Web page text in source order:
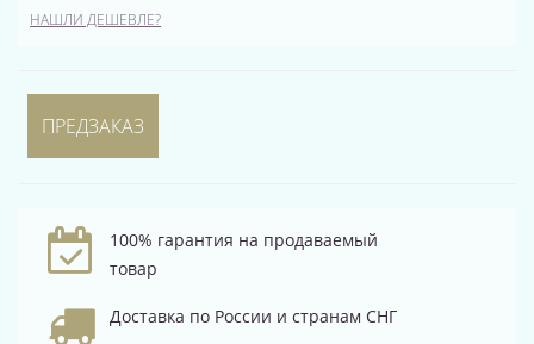
НАШЛИ ДЕШЕВЛЕ?
ПРЕДЗАКАЗ
100% гарантия на продаваемый
товар
Доставка по России и странам СНГ